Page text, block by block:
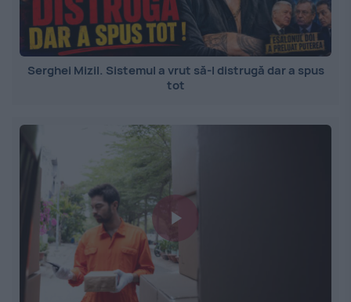
Serghei Mizil. Sistemul a vrut să-l distrugă dar a spus
tot